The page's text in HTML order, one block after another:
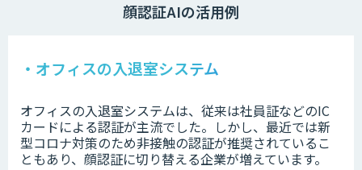
顔認証AIの活用例
・オフィスの入退室システム
オフィスの入退室システムは、従来は社員証などのIC
カードによる認証が主流でした。しかし、最近では新
型コロナ対策のため非接触の認証が推奨されているこ
ともあり、顔認証に切り替える企業が増えています。